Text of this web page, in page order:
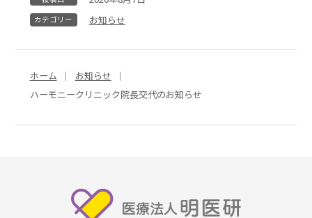
カテゴリー お知らせ
ホーム
お知らせ
ハーモニークリニック院長交代のお知らせ